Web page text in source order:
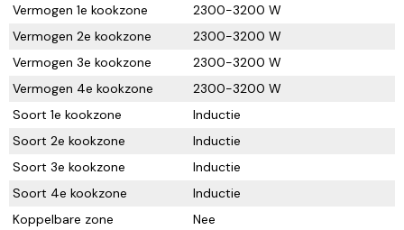
Vermogen 1e kookzone
2300-3200 W
Vermogen 2e kookzone
2300-3200 W
Vermogen 3e kookzone
2300-3200 W
Vermogen 4e kookzone
2300-3200 W
Soort 1e kookzone
Inductie
Soort 2e kookzone
Inductie
Soort 3e kookzone
Inductie
Soort 4e kookzone
Inductie
Koppelbare zone
Nee